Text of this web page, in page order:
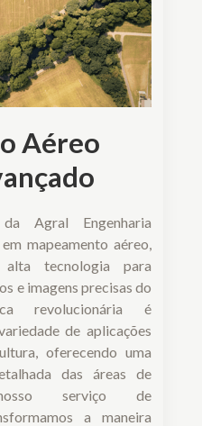
Aéreo
Agral Engenharia
mapeamento aéreo,
tecnologia para
e imagens precisas do
revolucionária é
de aplicações
oferecendo uma
das áreas de
serviço de
a maneira